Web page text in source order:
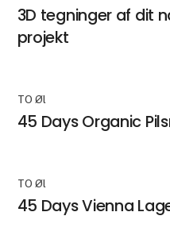
3D tegninger af dit
projekt
TO Øl
45 Days Organic
TO Øl
45 Days Vienna